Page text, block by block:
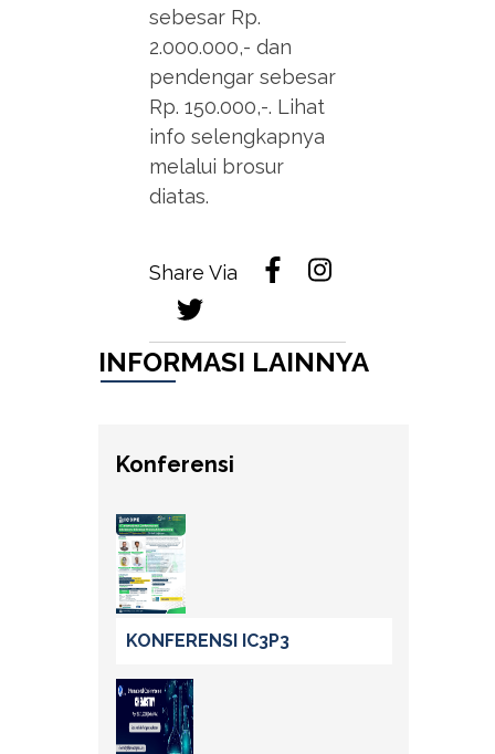
sebesar Rp.
2.000.000,- dan
pendengar sebesar
Rp. 150.000,-. Lihat
info selengkapnya
melalui brosur
diatas.
Share Via
INFORMASI LAINNYA
Konferensi
KONFERENSI IC3P3